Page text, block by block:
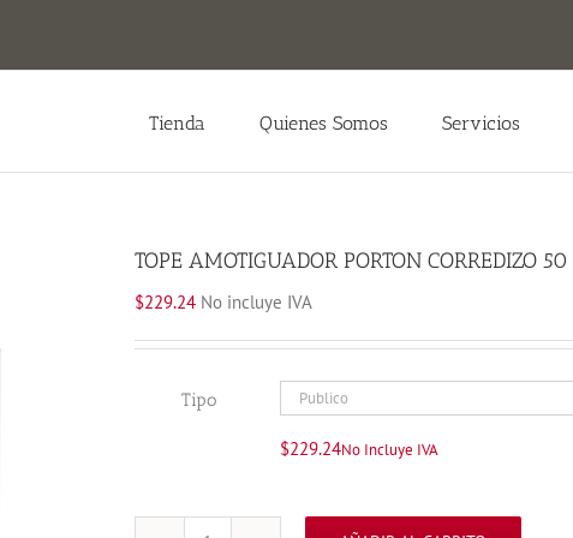
Tienda Quienes Somos Servicios
TOPE AMOTIGUADOR PORTON CORREDIZO 50
$229.24 No incluye IVA
Tipo
$229.24No Incluye IVA